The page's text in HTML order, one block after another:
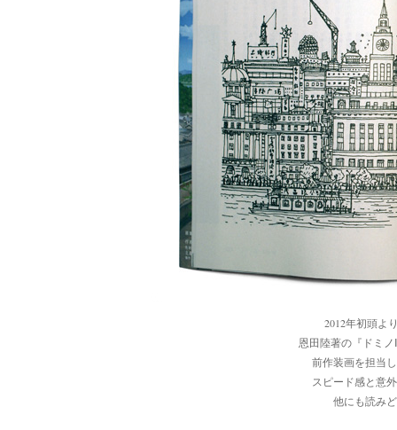
2012年初頭よ
恩田陸著の『ドミ
前作装画を担当
スピード感と意
他にも読み